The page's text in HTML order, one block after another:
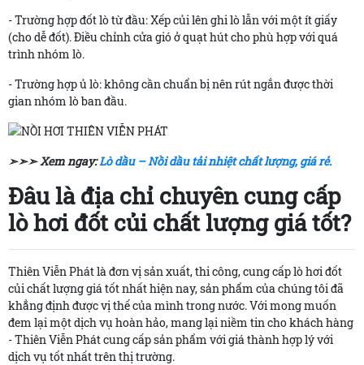
- Trường hợp đốt lò từ đầu: Xếp củi lên ghi lò lẫn với một ít giấy
(cho dễ đốt). Điều chỉnh cửa gió ở quạt hút cho phù hợp với quá
trình nhóm lò.
- Trường hợp ủ lò: không cần chuẩn bị nên rút ngắn được thời
gian nhóm lò ban đầu.
➣➣➣ Xem ngay:Lò dầu – Nồi dầu tải nhiệt chất lượng, giá rẻ.
Đâu là địa chỉ chuyên cung cấp
lò hơi đốt củi chất lượng giá tốt?
Thiên Viễn Phát là đơn vị sản xuất, thi công, cung cấp lò hơi đốt
củi chất lượng giá tốt nhất hiện nay, sản phẩm của chúng tôi đã
khẳng định được vị thế của mình trong nước. Với mong muốn
đem lại một dịch vụ hoàn hảo, mang lại niềm tin cho khách hàng
- Thiên Viễn Phát cung cấp sản phẩm với giá thành hợp lý với
dịch vụ tốt nhất trên thị trường.